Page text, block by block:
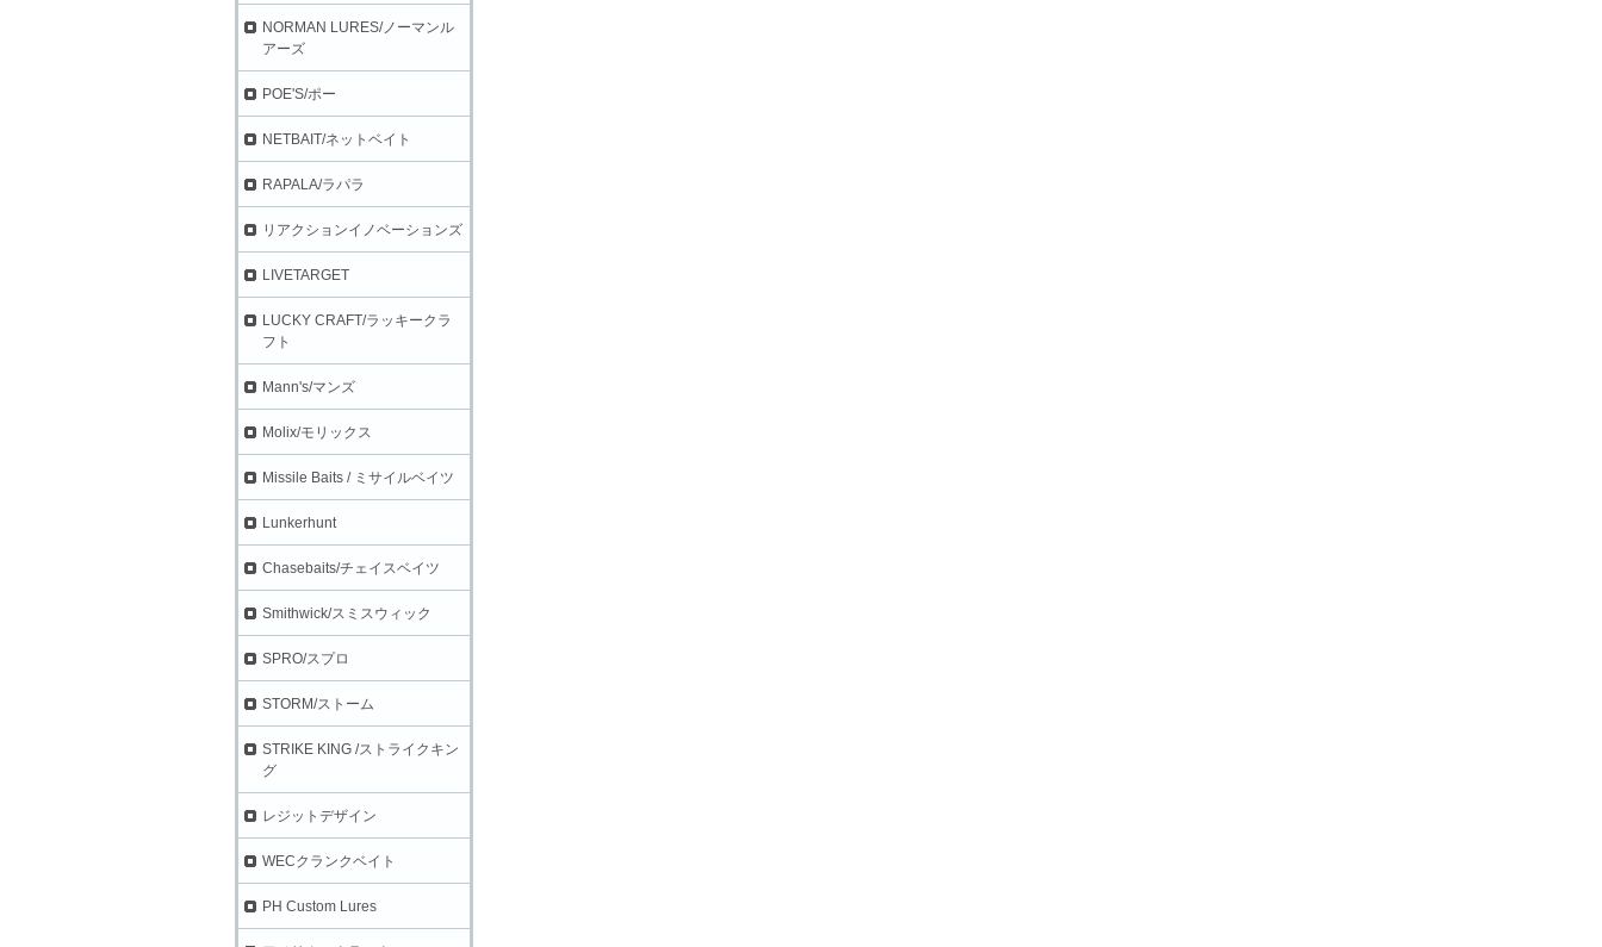
NORMAN LURES/ノーマンル
アーズ
POE'S/ポー
NETBAIT/ネットベイト
RAPALA/ラパラ
リアクションイノベーションズ
LIVETARGET
LUCKY CRAFT/ラッキークラ
フト
Mann's/マンズ
Molix/モリックス
Missile Baits / ミサイルベイツ
Lunkerhunt
Chasebaits/チェイスベイツ
Smithwick/スミスウィック
SPRO/スプロ
STORM/ストーム
STRIKE KING /ストライクキン
グ
レジットデザイン
WECクランクベイト
PH Custom Lures